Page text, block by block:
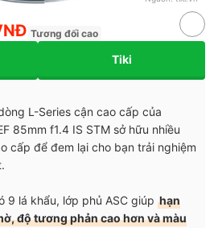
Tương đối cao
Tiki
L-Series cận cao cấp của
85mm f1.4 IS STM sở hữu nhiều
cấp để đem lại cho bạn trải nghiệm
9 lá khẩu, lớp phủ ASC giúp hạn
độ tương phản cao hơn và màu